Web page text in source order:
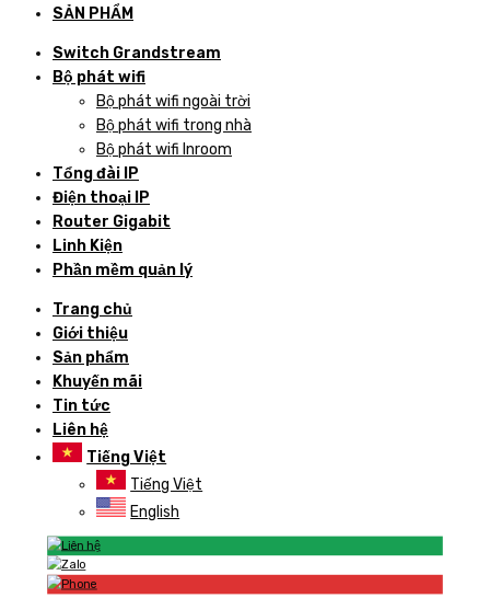
SẢN PHẨM
Switch Grandstream
Bộ phát wifi
Bộ phát wifi ngoài trời
Bộ phát wifi trong nhà
Bộ phát wifi Inroom
Tổng đài IP
Điện thoại IP
Router Gigabit
Linh Kiện
Phần mềm quản lý
Trang chủ
Giới thiệu
Sản phẩm
Khuyến mãi
Tin tức
Liên hệ
Tiếng Việt
Tiếng Việt
English